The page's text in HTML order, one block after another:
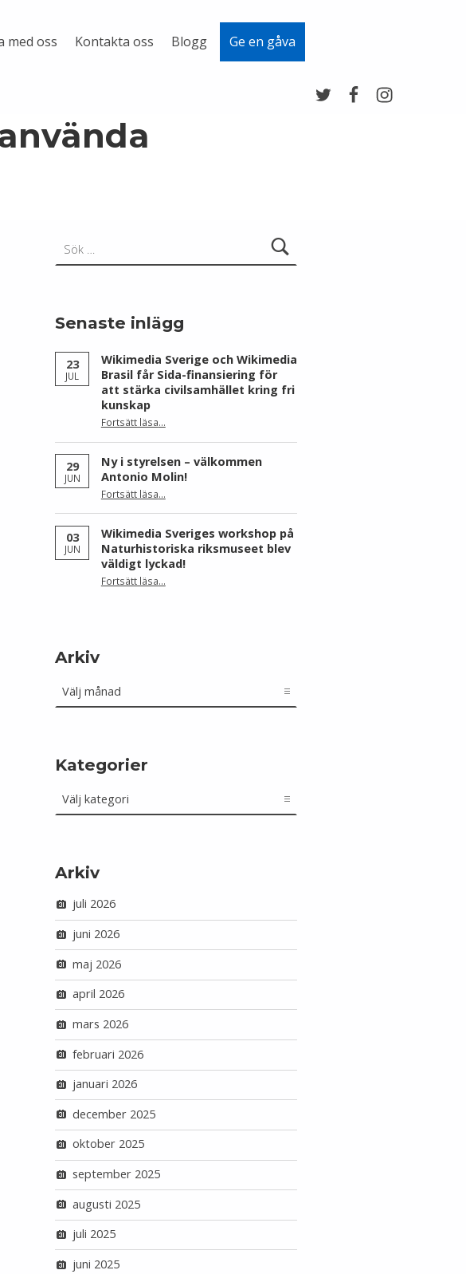
med oss Kontakta oss Blogg Ge en gåva
Senaste inlägg
23
JUL
Wikimedia Sverige och Wikimedia
Brasil får Sida-finansiering för
att stärka civilsamhället kring fri
kunskap
Fortsätt läsa“Wikimedia Sverige och Wikimedia Brasil får Sida-finansiering för att stärka civilsamhället kring fri kunskap”
…
29
JUN
Ny i styrelsen – välkommen
Antonio Molin!
Fortsätt läsa“Ny i styrelsen – välkommen Antonio Molin!”
…
03
JUN
Wikimedia Sveriges workshop på
Naturhistoriska riksmuseet blev
väldigt lyckad!
Fortsätt läsa“Wikimedia Sveriges workshop på Naturhistoriska riksmuseet blev väldigt lyckad!”
…
Arkiv
Kategorier
Arkiv
juli 2026
juni 2026
maj 2026
april 2026
mars 2026
februari 2026
januari 2026
december 2025
oktober 2025
september 2025
augusti 2025
juli 2025
juni 2025